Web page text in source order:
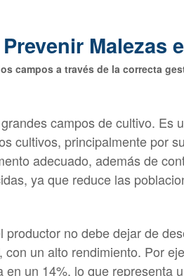
Malezas
campos a través de la correcta
campos de cultivo. Es
cultivos, principalmente por
adecuado, además de
ya que reduce las
no debe dejar de
un alto rendimiento. Por
un 14%, lo que representa